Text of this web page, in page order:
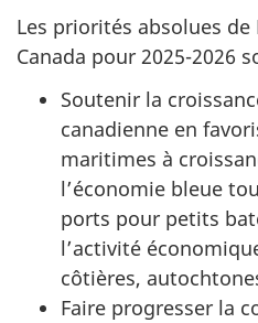
Les priorités absolues de
Canada pour 2025-2026
Soutenir la
canadienne en
maritimes à
l’économie bleue
ports pour petits
l’activité
côtières,
Faire progresser la